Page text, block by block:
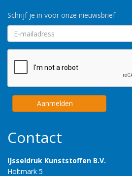
Schrijf je in voor onze nieuwsbrief
Aanmelden
Contact
IJsseldruk Kunststoffen B.V.
Holtmark 5